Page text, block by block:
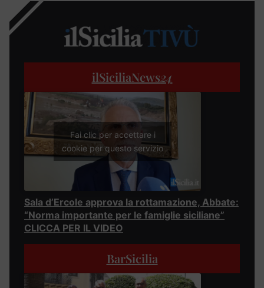
ilSiciliaNews24
Fai clic per accettare i
cookie per questo servizio
Sala d’Ercole approva la rottamazione, Abbate:
“Norma importante per le famiglie siciliane”
CLICCA PER IL VIDEO
BarSicilia